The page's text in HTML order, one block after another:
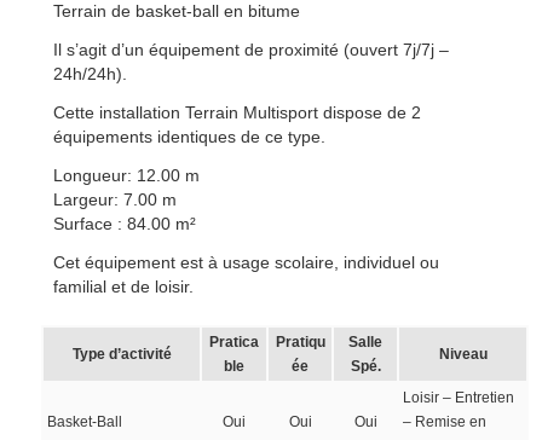
Terrain de basket-ball en bitume
Il s’agit d’un équipement de proximité (ouvert 7j/7j –
24h/24h).
Cette installation Terrain Multisport dispose de 2
équipements identiques de ce type.
Longueur: 12.00 m
Largeur: 7.00 m
Surface : 84.00 m²
Cet équipement est à usage scolaire, individuel ou
familial et de loisir.
Type d’activité
Pratica
ble
Pratiqu
ée
Salle
Spé.
Niveau
Basket-Ball Oui Oui Oui
Loisir – Entretien
– Remise en